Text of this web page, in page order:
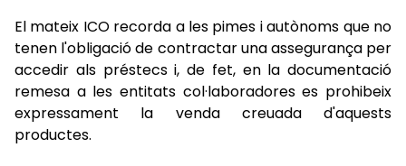
El mateix ICO recorda a les pimes i autònoms que no
tenen l'obligació de contractar una assegurança per
accedir als préstecs i, de fet, en la documentació
remesa a les entitats col·laboradores es prohibeix
expressament la venda creuada d'aquests
productes.